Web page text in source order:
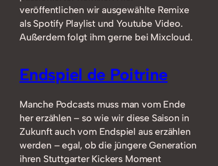
veröffentlichen wir ausgewählte Remixe
als Spotify Playlist und Youtube Video.
Außerdem folgt ihm gerne bei Mixcloud.
Endspiel de Poitrine
Manche Podcasts muss man vom Ende
her erzählen – so wie wir diese Saison in
Zukunft auch vom Endspiel aus erzählen
werden – egal, ob die jüngere Generation
ihren Stuttgarter Kickers Moment